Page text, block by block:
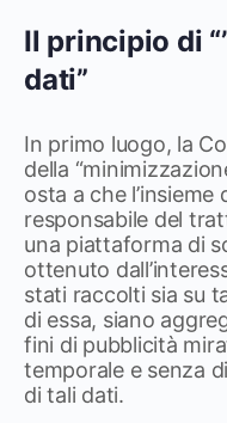
Il principio di
dati”
In primo luogo, la
della
osta a che
responsabile del
una piattaforma di
ottenuto
stati raccolti sia su
di essa, siano
fini di pubblicità
temporale e senza
di tali dati.